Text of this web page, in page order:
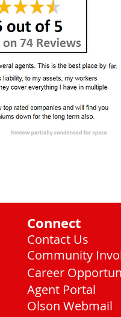
Connect
Contact Us
Community
Career
Agent Portal
Olson Webmail